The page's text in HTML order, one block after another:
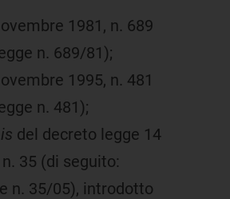
1981, n. 689
n. 689/81);
1995, n. 481
n. 481);
del decreto legge 14
35 (di seguito:
n. 35/05), introdotto